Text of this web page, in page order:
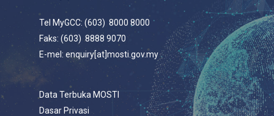
Tel MyGCC: (603) 8000 8000
Faks: (603) 8888 9070
E-mel: enquiry[at]mosti.gov.my
Data Terbuka MOSTI
Dasar Privasi